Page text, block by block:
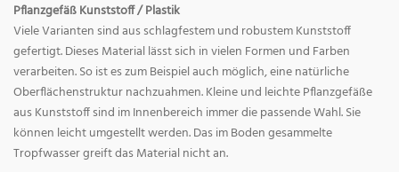
Pflanzgefäß Kunststoff / Plastik
Viele Varianten sind aus schlagfestem und robustem Kunststoff
gefertigt. Dieses Material lässt sich in vielen Formen und Farben
verarbeiten. So ist es zum Beispiel auch möglich, eine natürliche
Oberflächenstruktur nachzuahmen. Kleine und leichte Pflanzgefäße
aus Kunststoff sind im Innenbereich immer die passende Wahl. Sie
können leicht umgestellt werden. Das im Boden gesammelte
Tropfwasser greift das Material nicht an.